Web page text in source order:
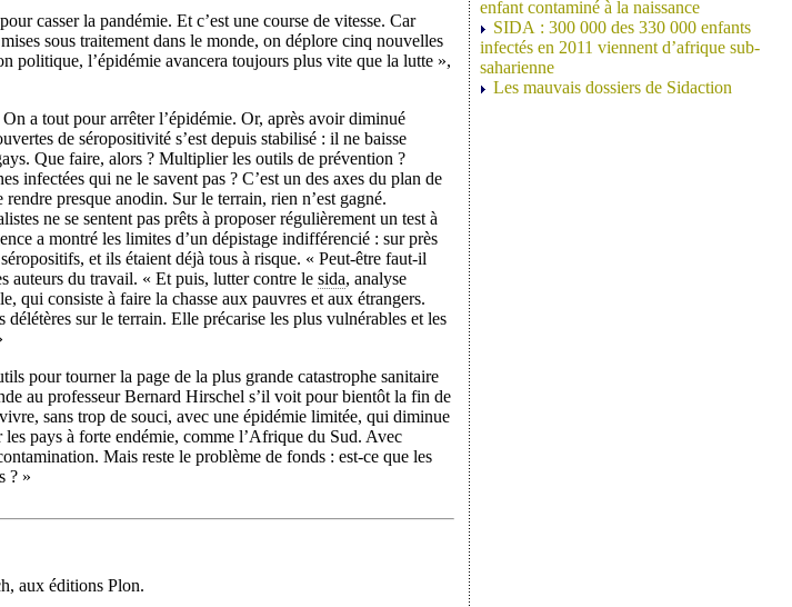
casser la pandémie. Et c’est une course de vitesse. Car
sous traitement dans le monde, on déplore cinq nouvelles
politique, l’épidémie avancera toujours plus vite que la lutte »,
a tout pour arrêter l’épidémie. Or, après avoir diminué
de séropositivité s’est depuis stabilisé : il ne baisse
Que faire, alors ? Multiplier les outils de prévention ?
infectées qui ne le savent pas ? C’est un des axes du plan de
presque anodin. Sur le terrain, rien n’est gagné.
ne se sentent pas prêts à proposer régulièrement un test à
a montré les limites d’un dépistage indifférencié : sur près
et ils étaient déjà tous à risque. « Peut-être faut-il
auteurs du travail. « Et puis, lutter contre le sida, analyse
qui consiste à faire la chasse aux pauvres et aux étrangers.
sur le terrain. Elle précarise les plus vulnérables et les
pour tourner la page de la plus grande catastrophe sanitaire
au professeur Bernard Hirschel s’il voit pour bientôt la fin de
sans trop de souci, avec une épidémie limitée, qui diminue
pays à forte endémie, comme l’Afrique du Sud. Avec
Mais reste le problème de fonds : est-ce que les
? »
aux éditions Plon.
enfant contaminé à la naissance
SIDA : 300 000 des 330 000 enfants
infectés en 2011 viennent d’afrique sub-
saharienne
Les mauvais dossiers de Sidaction